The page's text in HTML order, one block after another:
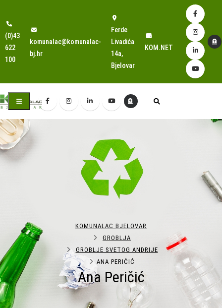
(0)43
622
100
komunalac@komunalac-
bj.hr
Ferde
Livadića
14a,
Bjelovar
KOM.NET
Ana Peričić
KOMUNALAC BJELOVAR
GROBLJA
GROBLJE SVETOG ANDRIJE
ANA PERIČIĆ